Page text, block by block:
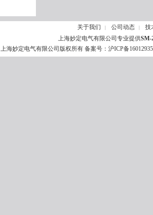
关于我们 | 公司动态 |
技
上海妙定电气有限公司专业提供SM-
上海妙定电气有限公司版权所有 备案号： 沪ICP备